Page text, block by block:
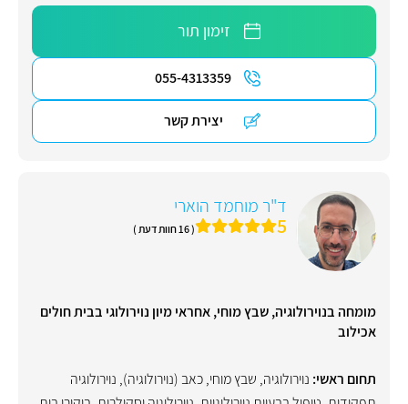
זימון תור
055-4313359
יצירת קשר
ד"ר מוחמד הוארי
5 ( 16 חוות דעת )
מומחה בנוירולוגיה, שבץ מוחי, אחראי מיון נוירולוגי בבית חולים
אכילוב
תחום ראשי: נוירולוגיה, שבץ מוחי,כאב (נוירולוגיה), נוירולוגיה